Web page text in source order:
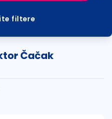
filtere
Čačak